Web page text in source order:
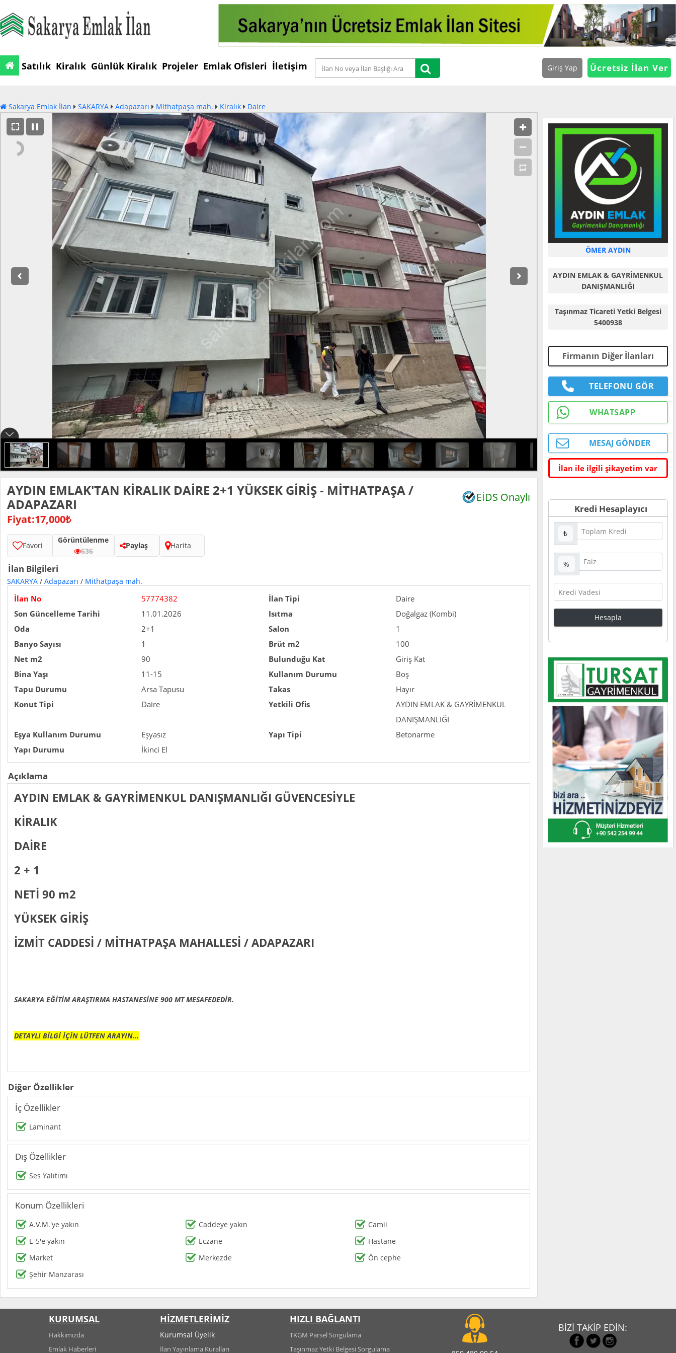
Satılık Kiralık Günlük Kiralık Projeler Emlak Ofisleri İletişim Giriş Yap Ücretsiz İlan Ver
Sakarya Emlak İlan SAKARYA Adapazarı Mithatpaşa mah. Kiralık Daire
AYDIN EMLAK'TAN KİRALIK DAİRE 2+1 YÜKSEK GİRİŞ - MİTHATPAŞA /
ADAPAZARI
EİDS Onaylı
Fiyat:17,000₺
Favori
Görüntülenme
636
Paylaş Harita
İlan Bilgileri
SAKARYA / Adapazarı / Mithatpaşa mah.
İlan No 57774382 İlan Tipi
Daire
Son Güncelleme Tarihi
11.01.2026 Isıtma
Doğalgaz (Kombi)
Oda
2+1 Salon
1
Banyo Sayısı
1 Brüt m2
100
Net m2
90 Bulunduğu Kat
Giriş Kat
Bina Yaşı
11-15 Kullanım Durumu
Boş
Tapu Durumu
Arsa Tapusu Takas
Hayır
Konut Tipi
Daire Yetkili Ofis
AYDIN EMLAK & GAYRİMENKUL
DANIŞMANLIĞI
Eşya Kullanım Durumu
Eşyasız Yapı Tipi
Betonarme
Yapı Durumu
İkinci El
Açıklama
AYDIN EMLAK & GAYRİMENKUL DANIŞMANLIĞI GÜVENCESİYLE
KİRALIK
DAİRE
2 + 1
NETİ 90 m2
YÜKSEK GİRİŞ
İZMİT CADDESİ / MİTHATPAŞA MAHALLESİ / ADAPAZARI
SAKARYA EĞİTİM ARAŞTIRMA HASTANESİNE 900 MT MESAFEDEDİR.
DETAYLI BİLGİ İÇİN LÜTFEN ARAYIN...
Diğer Özellikler
İç Özellikler
Laminant
Dış Özellikler
Ses Yalıtımı
Konum Özellikleri
A.V.M.'ye yakın Caddeye yakın
Camii
E-5'e yakın
Eczane
Hastane
Market
Merkezde
Ön cephe
Şehir Manzarası
ÖMER AYDIN
AYDIN EMLAK & GAYRİMENKUL
DANIŞMANLIĞI
Taşınmaz Ticareti Yetki Belgesi
5400938
Firmanın Diğer İlanları
TELEFONU GÖR
WHATSAPP
MESAJ GÖNDER
İlan ile ilgili şikayetim var
Kredi Hesaplayıcı
₺
%
KURUMSAL
Hakkımızda
Emlak Haberleri
HİZMETLERİMİZ
Kurumsal Üyelik
İlan Yayınlama Kuralları
HIZLI BAĞLANTI
TKGM Parsel Sorgulama
Taşınmaz Yetki Belgesi Sorgulama
BİZİ TAKİP EDİN: